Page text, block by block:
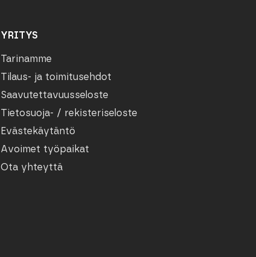
YRITYS
Tarinamme
Tilaus- ja toimitusehdot
Saavutettavuusseloste
Tietosuoja- / rekisteriseloste
Evästekäytäntö
Avoimet työpaikat
Ota yhteyttä